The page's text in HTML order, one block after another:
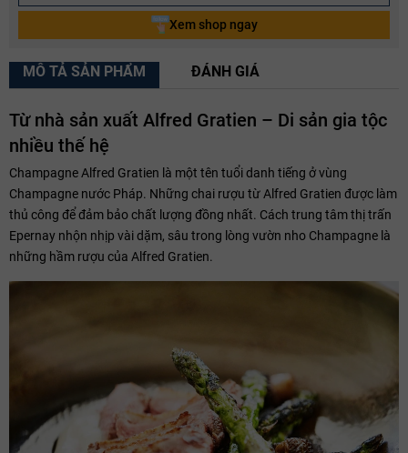
Xem shop ngay
MÔ TẢ SẢN PHẨM ĐÁNH GIÁ
Từ nhà sản xuất Alfred Gratien – Di sản gia tộc
nhiều thế hệ
Champagne Alfred Gratien là một tên tuổi danh tiếng ở vùng
Champagne nước Pháp. Những chai rượu từ Alfred Gratien được làm
thủ công để đảm bảo chất lượng đồng nhất. Cách trung tâm thị trấn
Epernay nhộn nhịp vài dặm, sâu trong lòng vườn nho Champagne là
những hầm rượu của Alfred Gratien.